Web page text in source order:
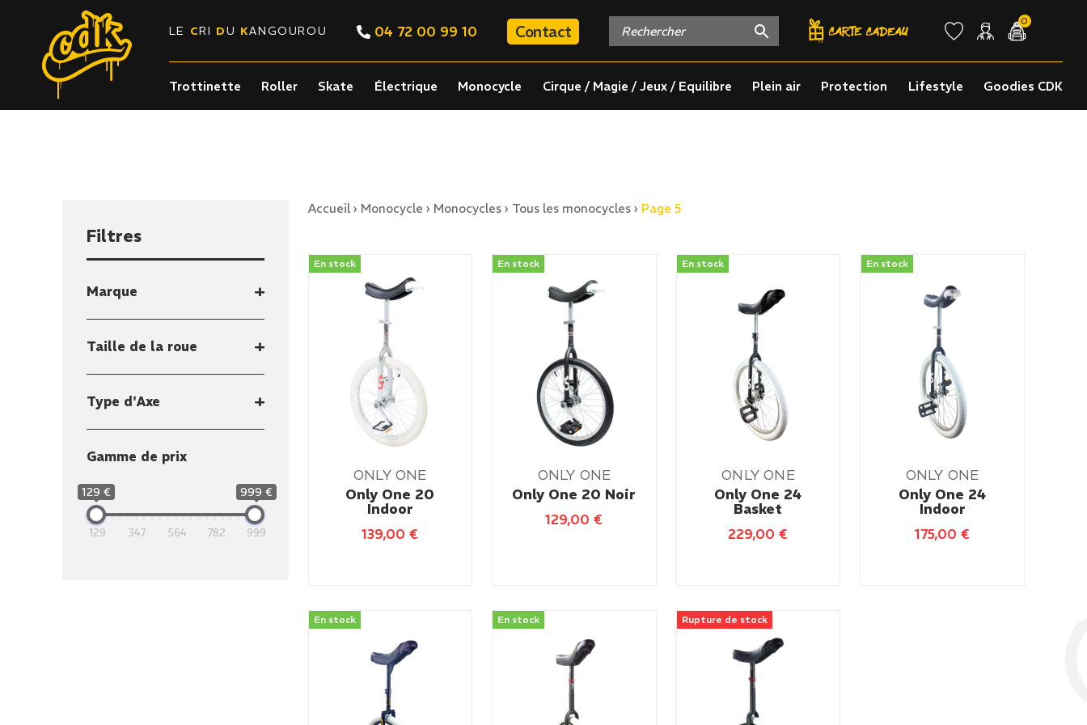
LE CRI DU KANGOUROU 04 72 00 99 10 Contact
0
Trottinette Roller Skate Électrique Monocycle Cirque / Magie / Jeux / Equilibre Plein air Protection Lifestyle Goodies CDK
Filtres
Marque
Taille de la roue
Type d'Axe
Gamme de prix
129 € 999 €
129 347 564 782 999
Accueil› Monocycle › Monocycles› Tous les monocycles› Page 5
En stock
ONLY ONE
Only One 20
Indoor
139,00€
En stock
ONLY ONE
Only One 20 Noir
129,00€
En stock
ONLY ONE
Only One 24
Basket
229,00€
En stock
ONLY ONE
Only One 24
Indoor
175,00€
En stock En stock Rupture de stock